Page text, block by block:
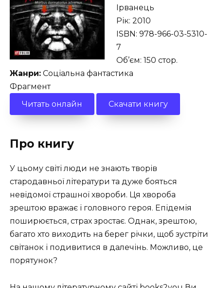
Ірванець
Рік: 2010
ISBN: 978-966-03-5310-
7
Об’єм: 150 стор.
Жанри: Соціальна фантастика
Фрагмент
Читать онлайн
Скачати книгу
Про книгу
У цьому світі люди не знають творів
стародавньої літератури та дуже бояться
невідомої страшної хвороби. Ця хвороба
зрештою вражає і головного героя. Епідемія
поширюється, страх зростає. Однак, зрештою,
багато хто виходить на берег річки, щоб зустріти
світанок і подивитися в далечінь. Можливо, це
порятунок?